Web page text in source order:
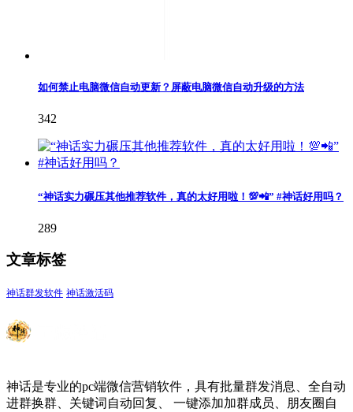
如何禁止电脑微信自动更新？屏蔽电脑微信自动升级的方法
342
“神话实力碾压其他推荐软件，真的太好用啦！💯📲” #神话好用吗？
289
文章标签
神话群发软件 神话激活码
神话是专业的pc端微信营销软件，具有批量群发消息、全自动
进群换群、关键词自动回复、 一键添加加群成员、朋友圈自